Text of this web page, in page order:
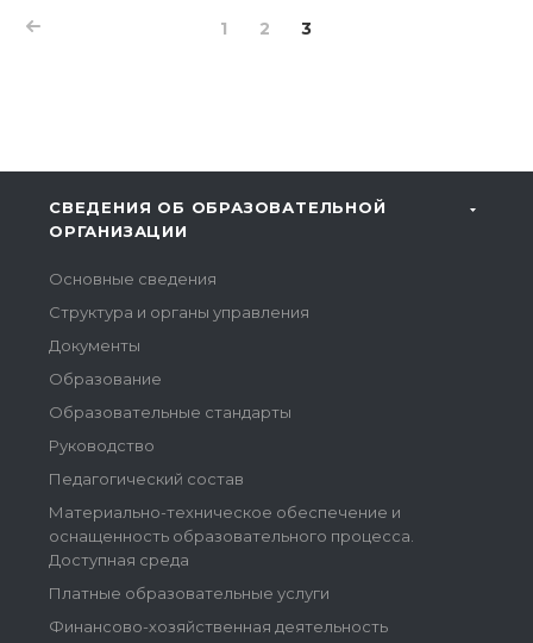
1 2 3
СВЕДЕНИЯ ОБ ОБРАЗОВАТЕЛЬНОЙ
ОРГАНИЗАЦИИ
Основные сведения
Структура и органы управления
Документы
Образование
Образовательные стандарты
Руководство
Педагогический состав
Материально-техническое обеспечение и
оснащенность образовательного процесса.
Доступная среда
Платные образовательные услуги
Финансово-хозяйственная деятельность